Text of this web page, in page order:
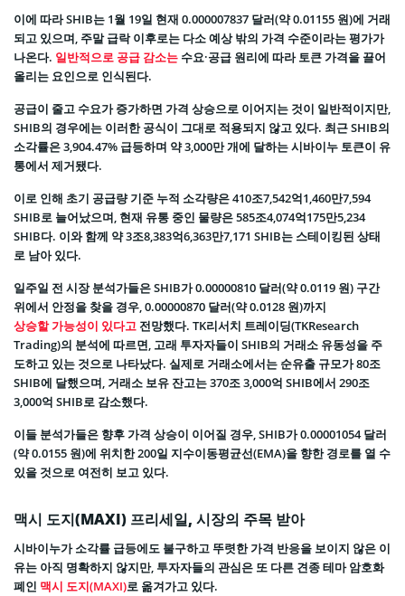
이에 따라 SHIB는 1월 19일 현재 0.000007837 달러(약 0.01155 원)에 거래
되고 있으며, 주말 급락 이후로는 다소 예상 밖의 가격 수준이라는 평가가
나온다. 일반적으로 공급 감소는 수요·공급 원리에 따라 토큰 가격을 끌어
올리는 요인으로 인식된다.
공급이 줄고 수요가 증가하면 가격 상승으로 이어지는 것이 일반적이지만,
SHIB의 경우에는 이러한 공식이 그대로 적용되지 않고 있다. 최근 SHIB의
소각률은 3,904.47% 급등하며 약 3,000만 개에 달하는 시바이누 토큰이 유
통에서 제거됐다.
이로 인해 초기 공급량 기준 누적 소각량은 410조7,542억1,460만7,594
SHIB로 늘어났으며, 현재 유통 중인 물량은 585조4,074억175만5,234
SHIB다. 이와 함께 약 3조8,383억6,363만7,171 SHIB는 스테이킹된 상태
로 남아 있다.
일주일 전 시장 분석가들은 SHIB가 0.00000810 달러(약 0.0119 원) 구간
위에서 안정을 찾을 경우, 0.00000870 달러(약 0.0128 원)까지
상승할 가능성이 있다고 전망했다. TK리서치 트레이딩(TKResearch
Trading)의 분석에 따르면, 고래 투자자들이 SHIB의 거래소 유동성을 주
도하고 있는 것으로 나타났다. 실제로 거래소에서는 순유출 규모가 80조
SHIB에 달했으며, 거래소 보유 잔고는 370조 3,000억 SHIB에서 290조
3,000억 SHIB로 감소했다.
이들 분석가들은 향후 가격 상승이 이어질 경우, SHIB가 0.00001054 달러
(약 0.0155 원)에 위치한 200일 지수이동평균선(EMA)을 향한 경로를 열 수
있을 것으로 여전히 보고 있다.
맥시 도지(MAXI) 프리세일, 시장의 주목 받아
시바이누가 소각률 급등에도 불구하고 뚜렷한 가격 반응을 보이지 않은 이
유는 아직 명확하지 않지만, 투자자들의 관심은 또 다른 견종 테마 암호화
폐인 맥시 도지(MAXI)로 옮겨가고 있다.